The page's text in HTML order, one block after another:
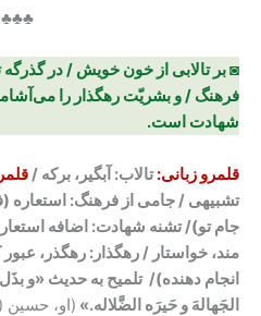
♣♣♣
◙ بر تالابی از خون خویش / در گذرگه
فرهنگ / و بشریّت رهگذار را
شهادت است.
قلمرو زبانی:تالاب: آبگیر، برکه /
تشبیهی / جامی از فرهنگ: استعاره
جام تو)/ تشنه شهادت: اضافه
مند، خواستار / رهگذار: رهگذر، عبور
انجام دهنده)/ تلمیح به حدیث «و
الجَهالهَ و حَیرَه الضَّلاله.» (او، حسین